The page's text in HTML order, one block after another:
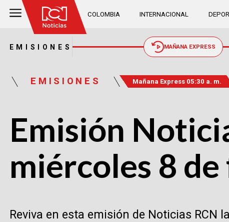
COLOMBIA INTERNACIONAL
EMISIONES MAÑANA EXPRESS
EMISIONES Mañana Express 05:30 a. m.
Emisión
miércoles 8
Reviva en esta emisión de Noticias RCN